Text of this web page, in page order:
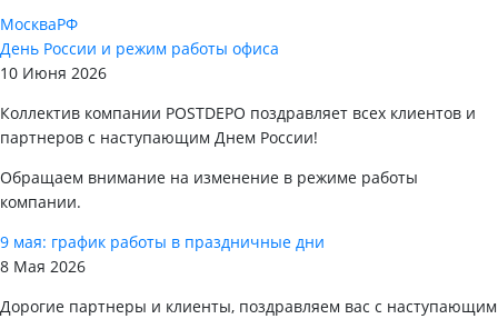
МоскваРФ
День России и режим работы офиса
10 Июня 2026
Коллектив компании POSTDEPO поздравляет всех клиентов и
партнеров с наступающим Днем России!
Обращаем внимание на изменение в режиме работы
компании.
9 мая: график работы в праздничные дни
8 Мая 2026
Дорогие партнеры и клиенты, поздравляем вас с наступающим